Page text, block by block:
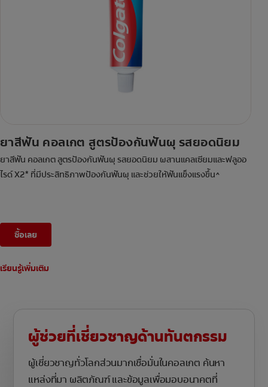
ยาสีฟัน คอลเกต สูตรป้องกันฟันผุ รสยอดนิยม
ยาสีฟัน คอลเกต สูตรป้องกันฟันผุ รสยอดนิยม ผสานแคลเซียมและฟลูออ
ไรด์ X2* ที่มีประสิทธิภาพป้องกันฟันผุ และช่วยให้ฟันแข็งแรงขึ้น^
ซื้อเลย
เรียนรู้เพิ่มเติม
ผู้ช่วยที่เชี่ยวชาญด้านทันตกรรม
ผู้เชี่ยวชาญทั่วโลกส่วนมากเชื่อมั่นในคอลเกต ค้นหา
แหล่งที่มา ผลิตภัณฑ์ และข้อมูลเพื่อมอบอนาคตที่